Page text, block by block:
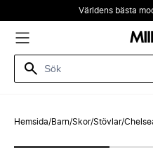
Världens bästa
Hemsida/Barn/Skor/Stövlar/